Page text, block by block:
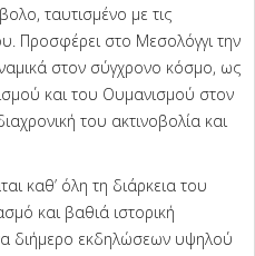
ταυτισμένο με τις
Προσφέρει στο Μεσολόγγι την
στον σύγχρονο κόσμο, ως
και του Ουμανισμού στον
του ακτινοβολία και
καθ’ όλη τη διάρκεια του
και βαθιά ιστορική
διήμερο εκδηλώσεων υψηλού